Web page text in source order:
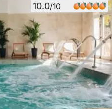
10.0/10